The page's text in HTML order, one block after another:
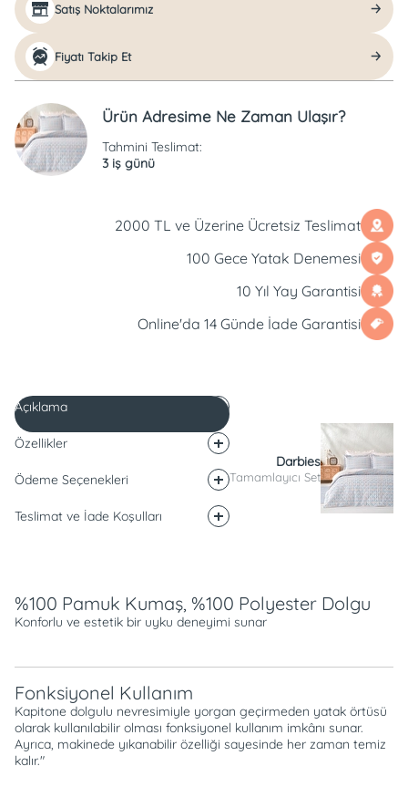
Satış Noktalarımız
Fiyatı Takip Et
Ürün Adresime Ne Zaman Ulaşır?
Tahmini Teslimat:
3 iş günü
2000 TL ve Üzerine Ücretsiz Teslimat
100 Gece Yatak Denemesi
10 Yıl Yay Garantisi
Online'da 14 Günde İade Garantisi
Açıklama
Özellikler
Ödeme Seçenekleri
Teslimat ve İade Koşulları
Darbies
Tamamlayıcı Set
%100 Pamuk Kumaş, %100 Polyester Dolgu
Konforlu ve estetik bir uyku deneyimi sunar
Fonksiyonel Kullanım
Kapitone dolgulu nevresimiyle yorgan geçirmeden yatak örtüsü
olarak kullanılabilir olması fonksiyonel kullanım imkânı sunar.
Ayrıca, makinede yıkanabilir özelliği sayesinde her zaman temiz
kalır."